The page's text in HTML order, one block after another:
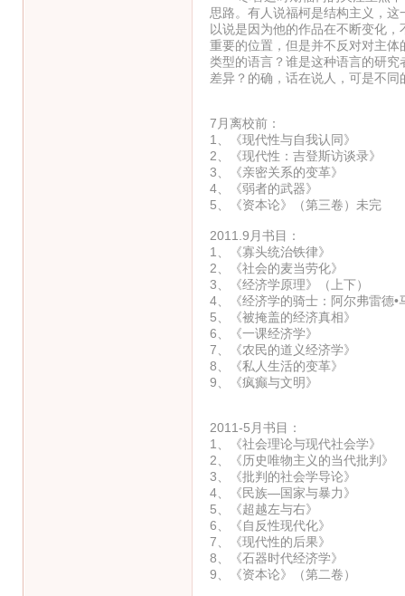
思路。有人说福柯是结构主义，
以说是因为他的作品在不断变化
重要的位置，但是并不反对对主
类型的语言？谁是这种语言的研
差异？的确，话在说人，可是不
7月离校前：
1、《现代性与自我认同
2、《现代性：吉登斯访谈
3、《亲密关系的变革》
4、《弱者的武器》
5、《资本论》（第三卷）
2011.9月书目：
1、《寡头统治铁律》
2、《社会的麦当劳化》
3、《经济学原理》（上下
4、《经济学的骑士：阿尔弗雷
5、《被掩盖的经济真相》
6、《一课经济学》
7、《农民的道义经济学
8、《私人生活的变革》
9、《疯癫与文明》
2011-5月书目：
1、《社会理论与现代社
2、《历史唯物主义的当
3、《批判的社会学导
4、《民族—国家与暴
5、《超越左与右》
6、《自反性现代化
7、《现代性的后果
8、《石器时代经济学
9、《资本论》（第二